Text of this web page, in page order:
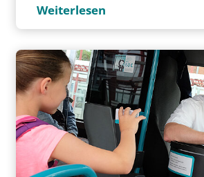
Weiterlesen